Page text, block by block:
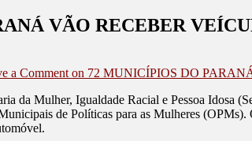
VÃO RECEBER
a Comment on 72 MUNICÍPIOS DO
da Mulher, Igualdade Racial e Pessoa Idosa
de Políticas para as Mulheres